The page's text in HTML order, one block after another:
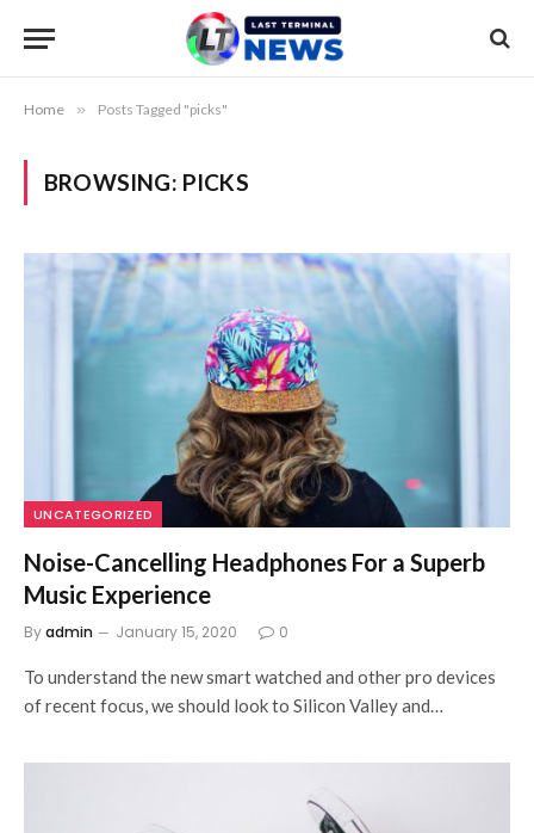
Home » Posts Tagged "picks"
BROWSING: PICKS
UNCATEGORIZED
Noise-Cancelling Headphones For a Superb
Music Experience
Byadmin January 15, 2020 0
To understand the new smart watched and other pro devices
of recent focus, we should look to Silicon Valley and…